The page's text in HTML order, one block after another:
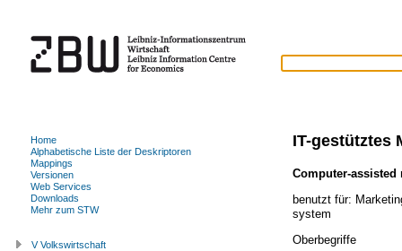
IT-gestütztes
Computer-assisted
benutzt für:
system
Oberbegriffe
Home
Alphabetische Liste der Deskriptoren
Mappings
Versionen
Web Services
Downloads
Mehr zum STW
V Volkswirtschaft